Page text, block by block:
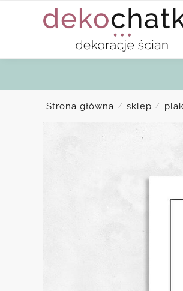
Strona główna / sklep /